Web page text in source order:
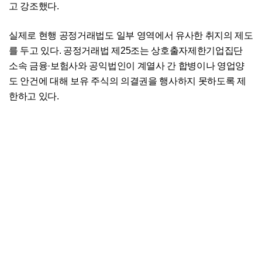
고 강조했다.
실제로 현행 공정거래법도 일부 영역에서 유사한 취지의 제도
를 두고 있다. 공정거래법 제25조는 상호출자제한기업집단
소속 금융·보험사와 공익법인이 계열사 간 합병이나 영업양
도 안건에 대해 보유 주식의 의결권을 행사하지 못하도록 제
한하고 있다.